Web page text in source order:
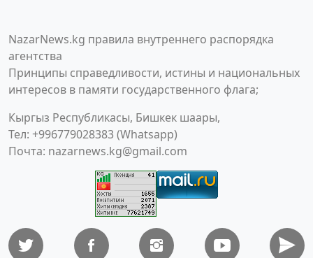
NazarNews.kg правила внутреннего распорядка
агентства
Принципы справедливости, истины и национальных
интересов в памяти государственного флага;
Кыргыз Республикасы, Бишкек шаары,
Тел: +996779028383 (Whatsapp)
Почта: nazarnews.kg@gmail.com